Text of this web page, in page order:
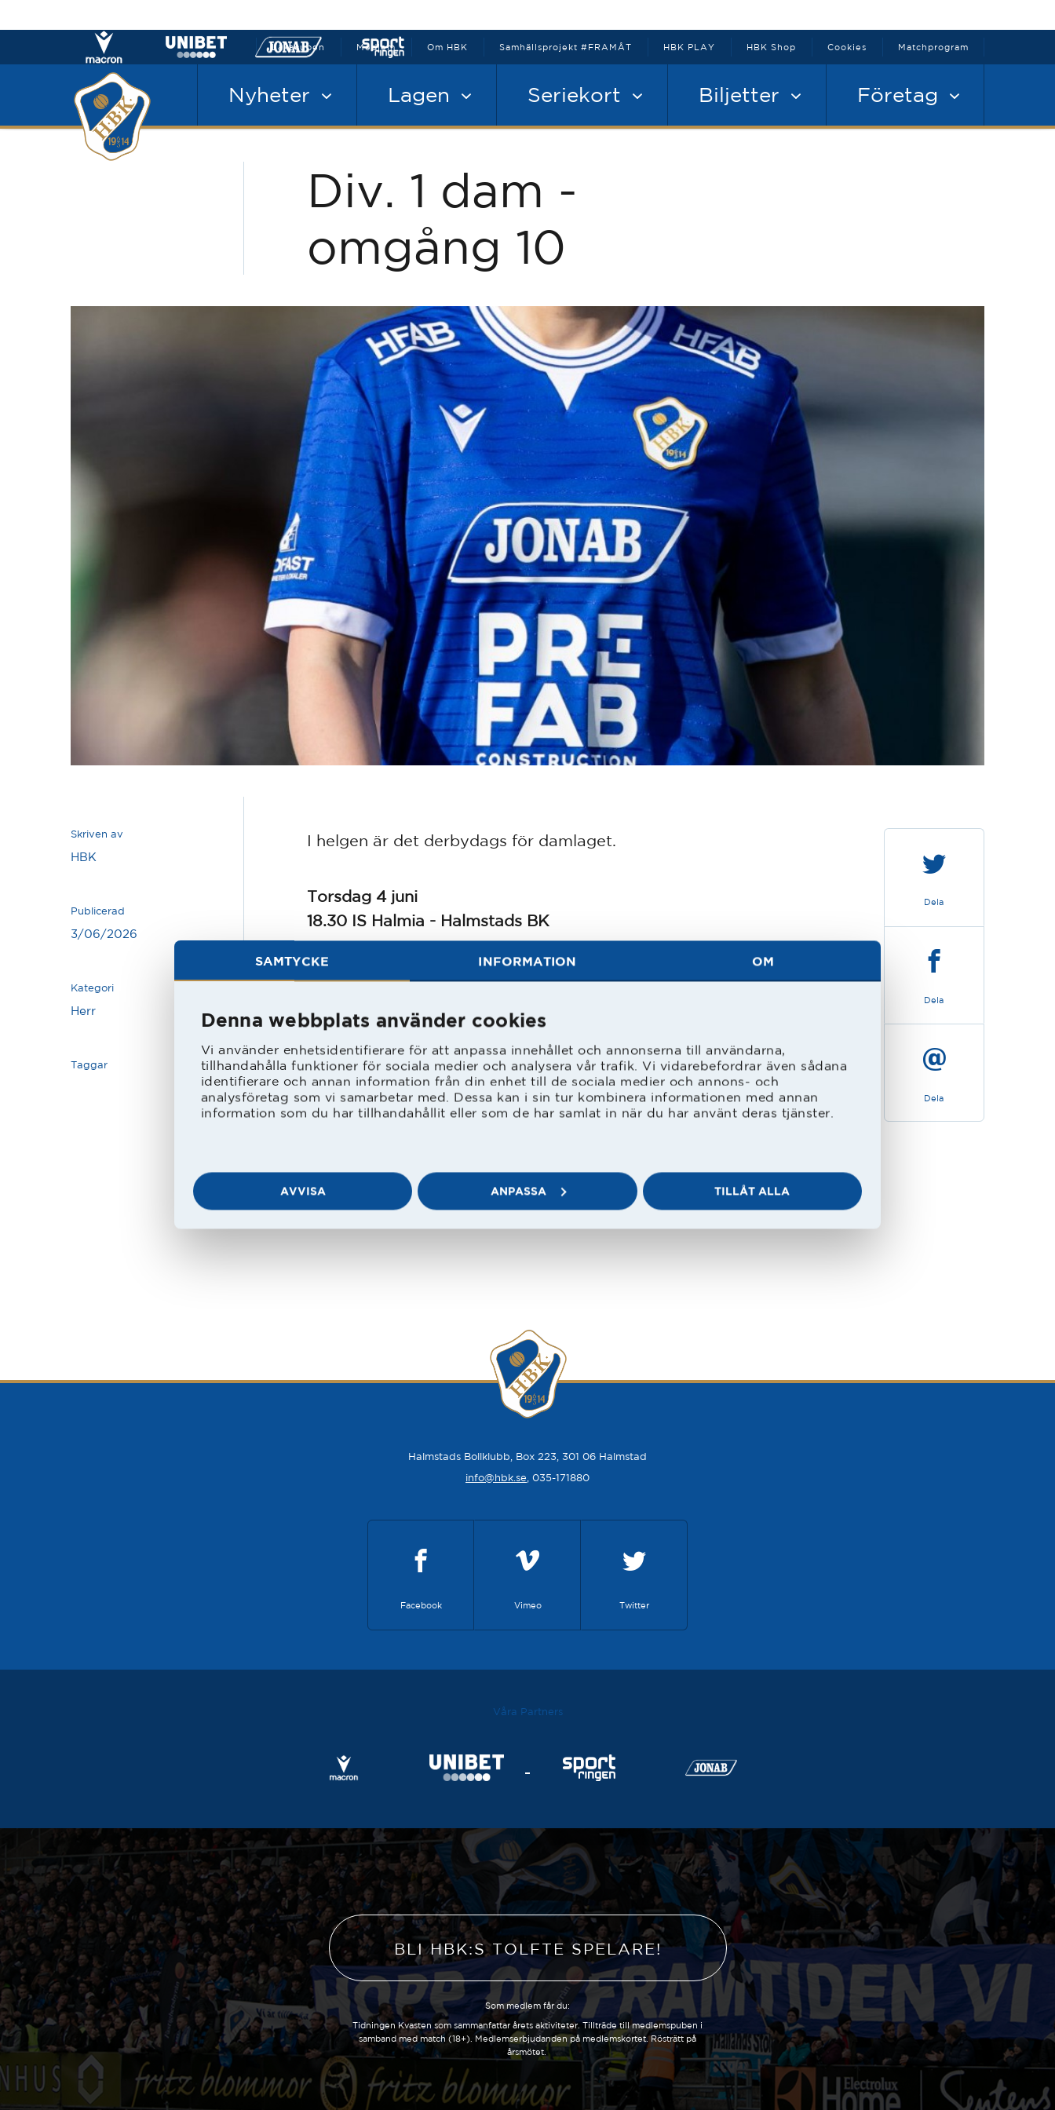
SAMTYCKE INFORMATION OM
Denna webbplats använder cookies
Vi använder enhetsidentifierare för att anpassa innehållet och annonserna till användarna,
tillhandahålla funktioner för sociala medier och analysera vår trafik. Vi vidarebefordrar även sådana
identifierare och annan information från din enhet till de sociala medier och annons- och
analysföretag som vi samarbetar med. Dessa kan i sin tur kombinera informationen med annan
information som du har tillhandahållit eller som de har samlat in när du har använt deras tjänster.
AVVISA ANPASSA TILLÅT ALLA
Nyheter Lagen Seriekort Biljetter Företag
Laxacupen Medlem Om HBK Samhällsprojekt #FRAMÅT HBK PLAY HBK Shop Cookies Matchprogram
Div. 1 dam -
omgång 10
Skriven av
HBK
Publicerad
3/06/2026
Kategori
Herr
Taggar
Dela
Dela
Dela
I helgen är det derbydags för damlaget.
Torsdag 4 juni
18.30 IS Halmia - Halmstads BK
Lördag 6 juni
13.30 FC Rosengård 1917 – IK Zenith
14.30 Örgryte IS – Eskilsminne IF
Söndag 7 juni
13.00 Helsingborgs IF – Varbergs BoIS
Halmstads Bollklubb, Box 223, 301 06 Halmstad
info@hbk.se , 035-171880
Facebook Vimeo Twitter
Våra Partners
BLI HBK:S TOLFTE SPELARE!
Som medlem får du:
Tidningen Kvasten som sammanfattar årets aktiviteter. Tillträde till medlemspuben i
samband med match (18+). Medlemserbjudanden på medlemskortet. Rösträtt på
årsmötet.